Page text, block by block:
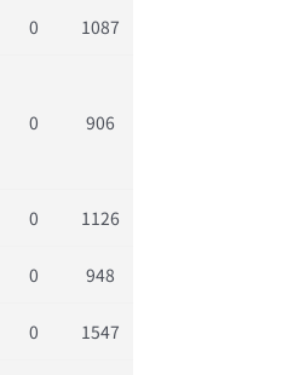
0 1087
0 906
0 1126
0 948
0 1547